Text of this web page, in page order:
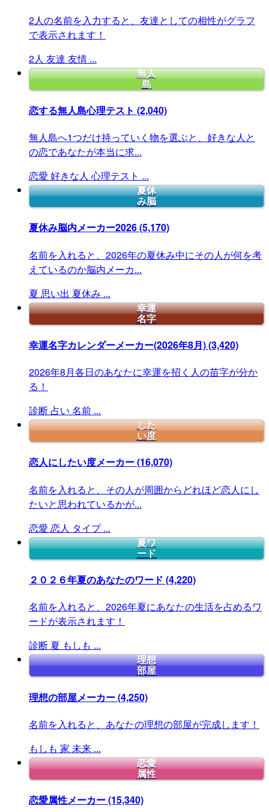
2人の名前を入力すると、友達としての相性がグラフ
で表示されます！
2人 友達 友情 ...
無人
島
恋する無人島心理テスト (2,040)
無人島へ1つだけ持っていく物を選ぶと、好きな人と
の恋であなたが本当に求...
恋愛 好きな人 心理テスト ...
夏休
み脳
夏休み脳内メーカー2026(5,170)
名前を入れると、2026年の夏休み中にその人が何を考
えているのか脳内メーカ...
夏 思い出 夏休み ...
幸運
名字
幸運名字カレンダーメーカー(2026年8月)(3,420)
2026年8月各日のあなたに幸運を招く人の苗字が分か
る！
診断 占い 名前 ...
した
い度
恋人にしたい度メーカー(16,070)
名前を入れると、その人が周囲からどれほど恋人にし
たいと思われているかが...
恋愛 恋人 タイプ ...
夏ワ
ード
２０２６年夏のあなたのワード (4,220)
名前を入れると、2026年夏にあなたの生活を占めるワ
ードが表示されます！
診断 夏 もしも ...
理想
部屋
理想の部屋メーカー(4,250)
名前を入れると、あなたの理想の部屋が完成します！
もしも 家 未来 ...
恋愛
属性
恋愛属性メーカー(15,340)